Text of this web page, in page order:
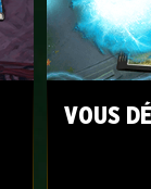
VOUS